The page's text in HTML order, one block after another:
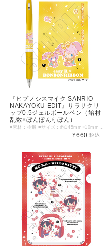
『ヒプノシスマイク SANRIO
NAKAYOKU EDIT』サラサクリ
ップ0.5ジェルボールペン（飴村
乱数×ぼんぼんりぼん）
¥660税込